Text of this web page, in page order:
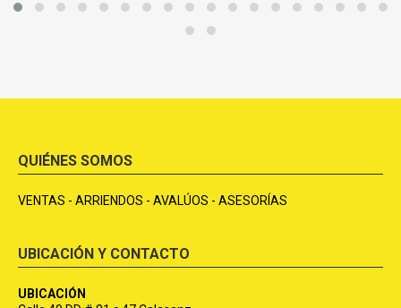
QUIÉNES SOMOS
VENTAS - ARRIENDOS - AVALÚOS - ASESORÍAS